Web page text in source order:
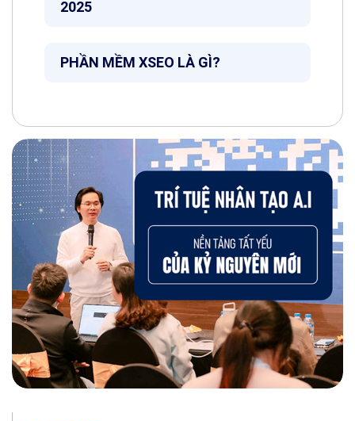
2025
PHẦN MỀM XSEO LÀ GÌ?